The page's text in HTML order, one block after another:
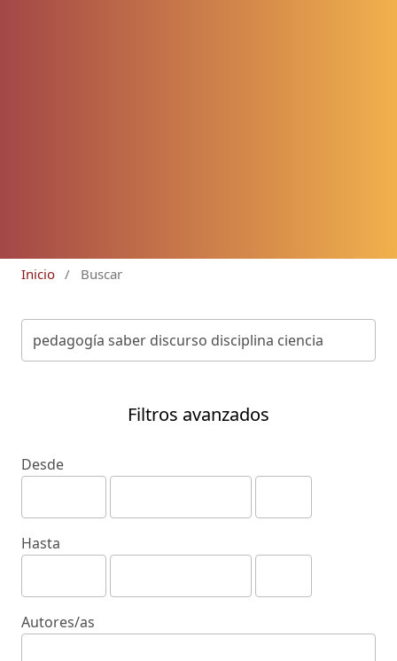
Inicio / Buscar
Filtros avanzados
Desde
Hasta
Autores/as